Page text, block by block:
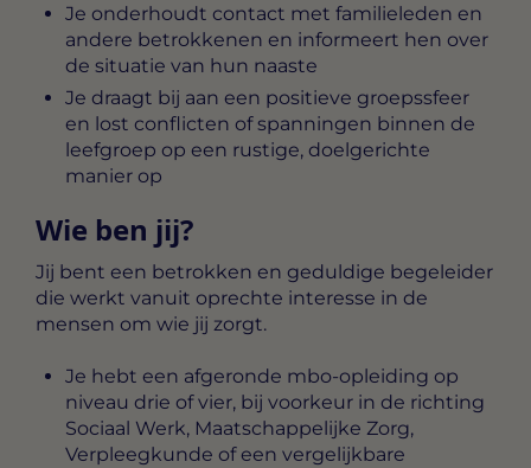
Je onderhoudt contact met familieleden en
andere betrokkenen en informeert hen over
de situatie van hun naaste
Je draagt bij aan een positieve groepssfeer
en lost conflicten of spanningen binnen de
leefgroep op een rustige, doelgerichte
manier op
Wie ben jij?
Jij bent een betrokken en geduldige begeleider
die werkt vanuit oprechte interesse in de
mensen om wie jij zorgt.
Je hebt een afgeronde mbo-opleiding op
niveau drie of vier, bij voorkeur in de richting
Sociaal Werk, Maatschappelijke Zorg,
Verpleegkunde of een vergelijkbare